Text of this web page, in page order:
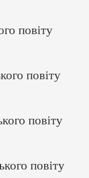
повіту
повіту
повіту
повіту